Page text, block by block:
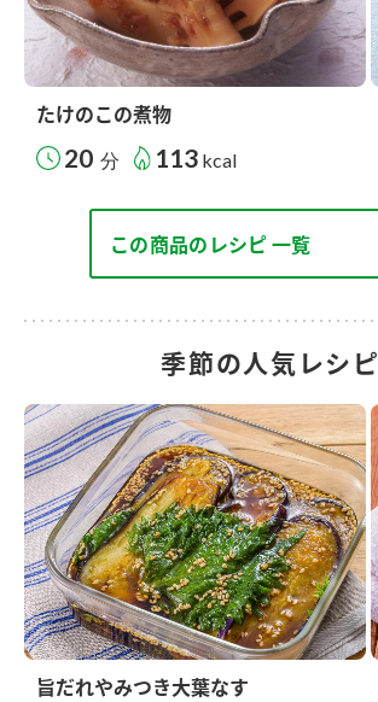
たけのこの煮物
20 分 113 kcal
この商品のレシピ 一覧
季節の人気レシピ
旨だれやみつき大葉なす